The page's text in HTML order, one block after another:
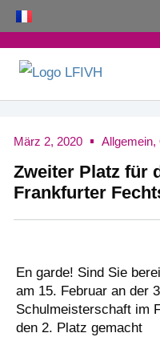
Zum
Inhalt
springen
März 2, 2020 Allgemein,
Zweiter Platz für
Frankfurter
En garde! Sind Sie
am 15. Februar an der
Schulmeisterschaft im
den 2. Platz gemacht